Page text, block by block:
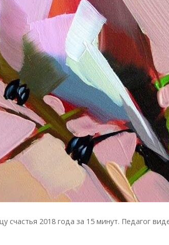
счастья 2018 года за 15 минут. Педагог